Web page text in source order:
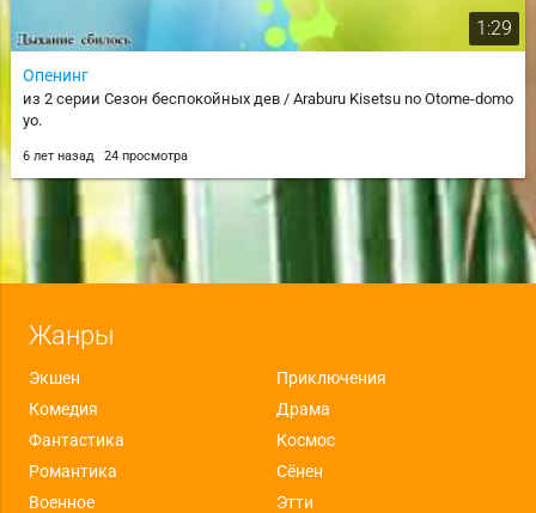
1:29
Опенинг
из 2 серии Сезон беспокойных дев / Araburu Kisetsu no Otome-domo
yo.
6 лет назад 24 просмотра
Жанры
Экшен
Приключения
Комедия
Драма
Фантастика
Космос
Романтика
Сёнен
Военное
Этти